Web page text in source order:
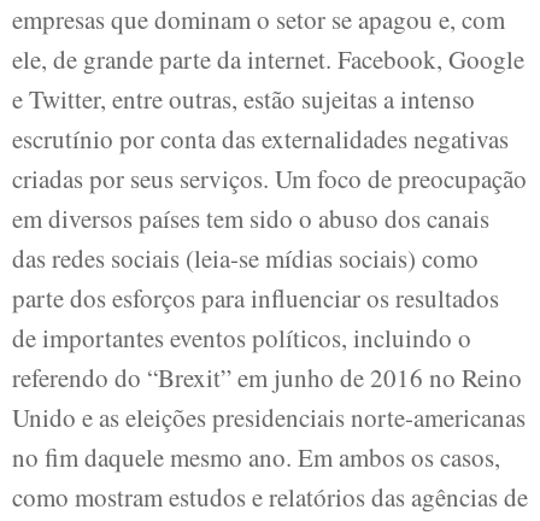
empresas que dominam o setor se apagou e, com
ele, de grande parte da internet. Facebook, Google
e Twitter, entre outras, estão sujeitas a intenso
escrutínio por conta das externalidades negativas
criadas por seus serviços. Um foco de preocupação
em diversos países tem sido o abuso dos canais
das redes sociais (leia-se mídias sociais) como
parte dos esforços para influenciar os resultados
de importantes eventos políticos, incluindo o
referendo do “Brexit” em junho de 2016 no Reino
Unido e as eleições presidenciais norte-americanas
no fim daquele mesmo ano. Em ambos os casos,
como mostram estudos e relatórios das agências de